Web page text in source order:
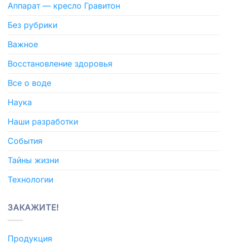
Аппарат — кресло Гравитон
Без рубрики
Важное
Восстановление здоровья
Все о воде
Наука
Наши разработки
События
Тайны жизни
Технологии
ЗАКАЖИТЕ!
Продукция